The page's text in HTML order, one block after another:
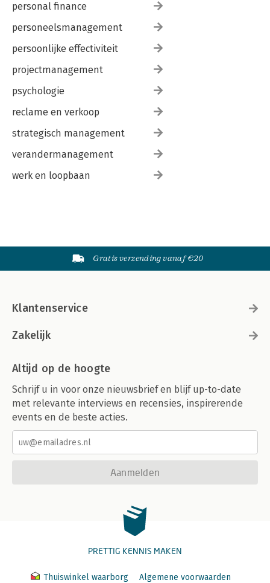
personal finance
personeelsmanagement
persoonlijke effectiviteit
projectmanagement
psychologie
reclame en verkoop
strategisch management
verandermanagement
werk en loopbaan
Gratis verzending vanaf €20
Klantenservice
Zakelijk
Altijd op de hoogte
Schrijf u in voor onze nieuwsbrief en blijf up-to-date
met relevante interviews en recensies, inspirerende
events en de beste acties.
Aanmelden
PRETTIG KENNIS MAKEN
Thuiswinkel waarborg Algemene voorwaarden